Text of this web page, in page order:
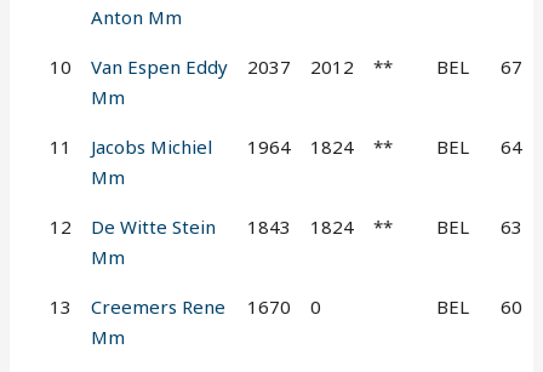
Anton Mm
10
Van Espen Eddy
Mm
2037 2012 ** BEL 67
11
Jacobs Michiel
Mm
1964 1824 ** BEL 64
12
De Witte Stein
Mm
1843 1824 ** BEL 63
13
Creemers Rene
Mm
1670 0 BEL 60